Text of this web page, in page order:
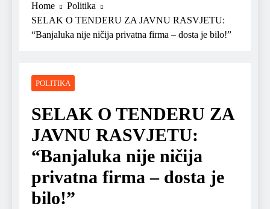
Home
Politika
SELAK O TENDERU ZA JAVNU RASVJETU:
“Banjaluka nije ničija privatna firma – dosta je bilo!”
POLITIKA
SELAK O TENDERU ZA
JAVNU RASVJETU:
“Banjaluka nije ničija
privatna firma – dosta je
bilo!”